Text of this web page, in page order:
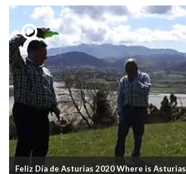
Feliz Día de Asturias 2020 Where is Asturias